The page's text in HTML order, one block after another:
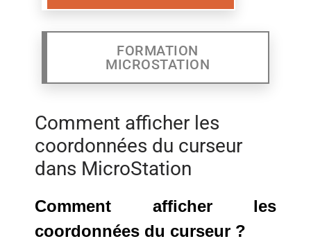
FORMATION
MICROSTATION
Comment afficher les
coordonnées du curseur
dans MicroStation
Comment afficher les
coordonnées du curseur ?